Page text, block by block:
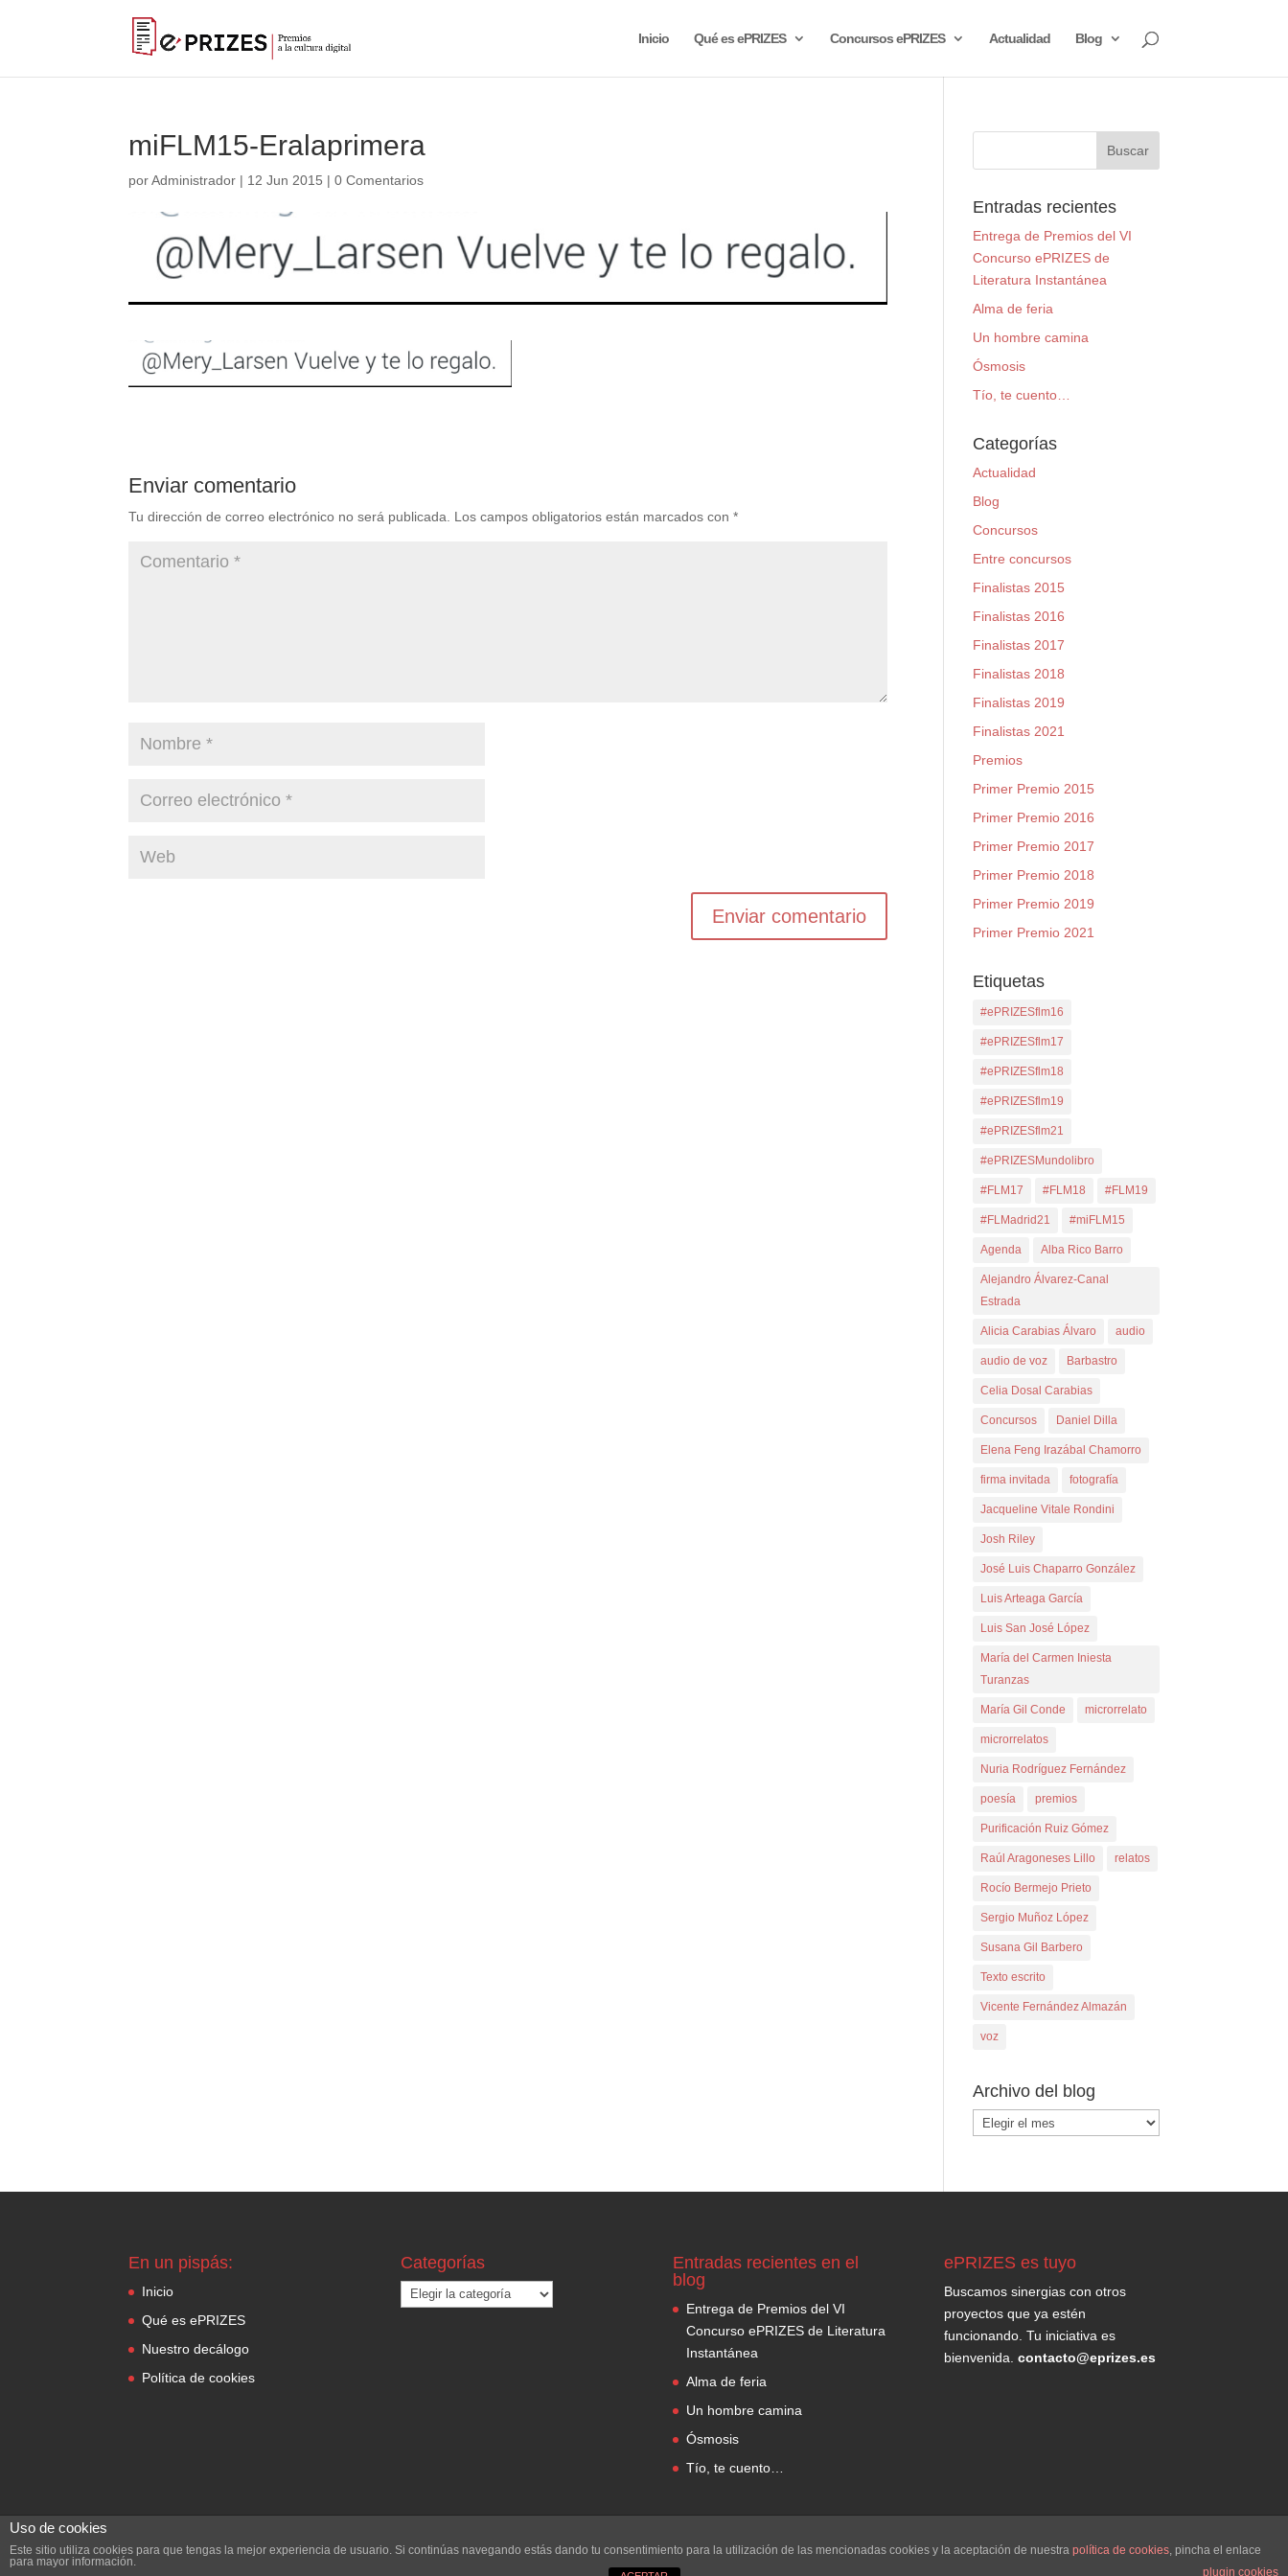
Inicio Qué es ePRIZES Concursos ePRIZES Actualidad Blog
miFLM15-Eralaprimera
porAdministrador | 12 Jun 2015 |0 Comentarios
Enviar comentario
Tu dirección de correo electrónico no será publicada. Los campos obligatorios están marcados con*
Entradas recientes
Entrega de Premios del VI
Concurso ePRIZES de
Literatura Instantánea
Alma de feria
Un hombre camina
Ósmosis
Tío, te cuento…
Categorías
Actualidad
Blog
Concursos
Entre concursos
Finalistas 2015
Finalistas 2016
Finalistas 2017
Finalistas 2018
Finalistas 2019
Finalistas 2021
Premios
Primer Premio 2015
Primer Premio 2016
Primer Premio 2017
Primer Premio 2018
Primer Premio 2019
Primer Premio 2021
Etiquetas
#ePRIZESflm16
#ePRIZESflm17
#ePRIZESflm18
#ePRIZESflm19
#ePRIZESflm21
#ePRIZESMundolibro
#FLM17 #FLM18 #FLM19
#FLMadrid21 #miFLM15
Agenda Alba Rico Barro
Alejandro Álvarez-Canal
Estrada
Alicia Carabias Álvaro audio
audio de voz Barbastro
Celia Dosal Carabias
Concursos Daniel Dilla
Elena Feng Irazábal Chamorro
firma invitada fotografía
Jacqueline Vitale Rondini
Josh Riley
José Luis Chaparro González
Luis Arteaga García
Luis San José López
María del Carmen Iniesta
Turanzas
María Gil Conde microrrelato
microrrelatos
Nuria Rodríguez Fernández
poesía premios
Purificación Ruiz Gómez
Raúl Aragoneses Lillo relatos
Rocío Bermejo Prieto
Sergio Muñoz López
Susana Gil Barbero
Texto escrito
Vicente Fernández Almazán
voz
Archivo del blog
Archivo
del
En un pispás:
Inicio
Qué es ePRIZES
Nuestro decálogo
Política de cookies
Categorías
Categorías
Entradas recientes en el
blog
Entrega de Premios del VI
Concurso ePRIZES de Literatura
Instantánea
Alma de feria
Un hombre camina
Ósmosis
Tío, te cuento…
ePRIZES es tuyo
Buscamos sinergias con otros
proyectos que ya estén
funcionando. Tu iniciativa es
bienvenida.contacto@eprizes.es
Diseñado por
Uso de cookies
Este sitio utiliza cookies para que tengas la mejor experiencia de usuario. Si continúas navegando estás dando tu consentimiento para la utilización de las mencionadas cookies y la aceptación de nuestra política de cookies, pincha el enlace
para mayor información.
plugin cookies